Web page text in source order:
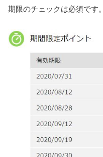
期限のチェックは必須です。